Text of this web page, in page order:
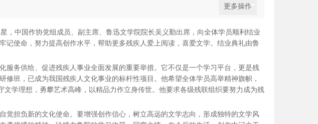
更多操作
中国作协党组成员、副主席、鲁迅文学院院长吴义勤出席，向全体学员顺利结业
使命，努力提高创作水平，帮助更多残疾人爱上阅读，喜爱文学。结业典礼由鲁
务供给、促进残疾人事业全面发展的重要举措。它不仅是一个学习平台，更是残
班，已成为我国残疾人文化事业的标杆性项目。他希望全体学员高举精神旗帜，
学理想，勇攀艺术高峰，以精品力作立身传世。他要求各级残联组织要努力成为残
担负新的文化使命。要增强创作信心，树立高远的文学志向，形成独特的文学风